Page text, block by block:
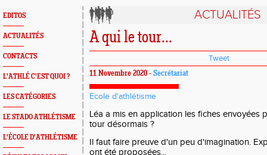
EDITOS
ACTUALITÉS
CONTACTS
L'ATHLÉ C'EST QUOI ?
LES CATÉGORIES
LE STADO ATHLÉTISME
L'ÉCOLE D'ATHLÉTISME
ACTUALITÉS
A qui le tour...
Tweet
11 Novembre 2020 - Secrétariat
Ecole d'athlétisme
Léa a mis en application les fiches envoyées
tour désormais ?
Il faut faire preuve d'un peu d'imagination.
ont été proposées...